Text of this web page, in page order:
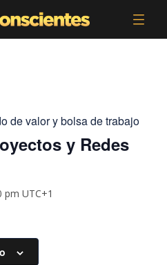
de valor y bolsa de trabajo
y Redes
pm UTC+1